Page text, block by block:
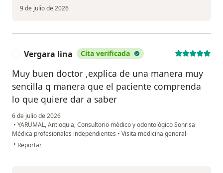
9 de julio de 2026
Vergara lina Cita verificada
Muy buen doctor ,explica de una manera muy
sencilla q manera que el paciente comprenda
lo que quiere dar a saber
6 de julio de 2026
• YARUMAL, Antioquia, Consultorio médico y odontológico Sonrisa
Médica profesionales independientes • Visita medicina general
• en opinión del usuario Vergara lina
Reportar